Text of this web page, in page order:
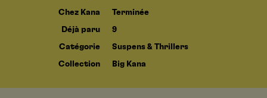
Chez Kana Terminée
Déjà paru 9
Catégorie Suspens & Thrillers
Collection Big Kana